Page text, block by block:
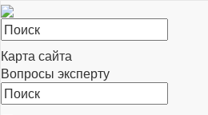
Карта сайта
Вопросы эксперту